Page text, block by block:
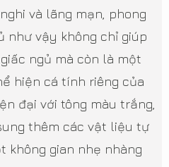
và lãng mạn, phong
như vậy không chỉ giúp
ngủ mà còn là một
hiện cá tính riêng của
đại với tông màu trắng,
thêm các vật liệu tự
không gian nhẹ nhàng